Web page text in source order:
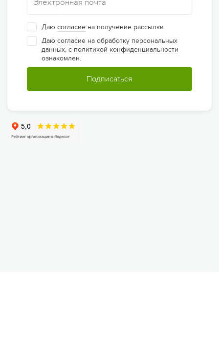
Даю согласие на получение рассылки
Даю согласие на обработку персональных
данных, с политикой конфиденциальности
ознакомлен.
Подписаться